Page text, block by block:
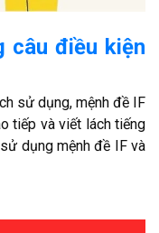
câu điều kiện
sử dụng, mệnh đề IF
tiếp và viết lách tiếng
dụng mệnh đề IF và